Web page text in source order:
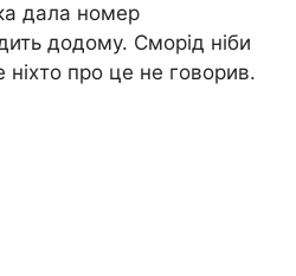
дала номер
додому. Сморід ніби
про це не говорив.